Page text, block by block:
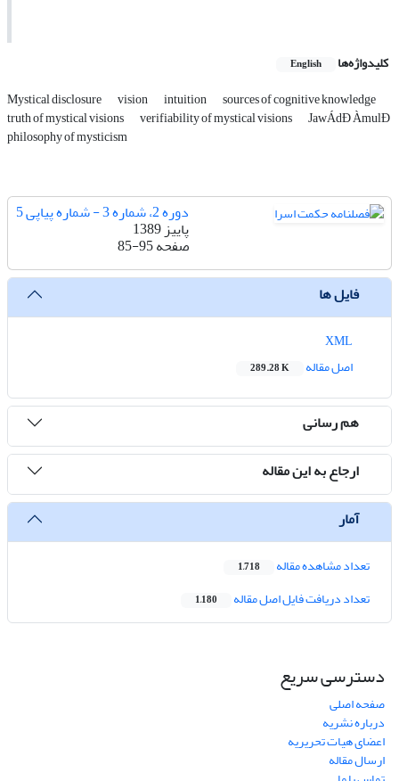
کلیدواژه‌ها English
Mystical disclosure vision intuition sources of cognitive knowledge
truth of mystical visions verifiability of mystical visions JawÁdÐ ÀmulÐ
philosophy of mysticism
دوره 2، شماره 3 - شماره پیاپی 5
پاییز 1389
صفحه85-95
فایل ها
اصل مقاله
289.28 K
هم رسانی
ارجاع به این مقاله
آمار
تعداد مشاهده مقاله 1,718
تعداد دریافت فایل اصل مقاله 1,180
دسترسی سریع
صفحه اصلی
درباره نشریه
اعضای هیات تحریریه
ارسال مقاله